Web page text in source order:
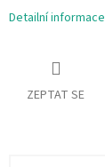
Detailní informace
ZEPTAT SE